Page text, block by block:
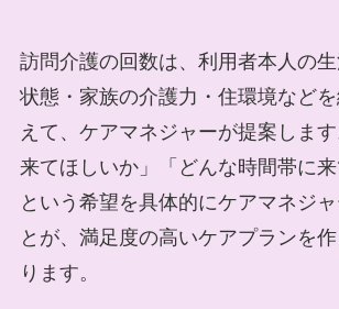
訪問介護の回数は、利用者本人の
状態・家族の介護力・住環境など
えて、ケアマネジャーが提案しま
来てほしいか」「どんな時間帯に来
という希望を具体的にケアマネジ
とが、満足度の高いケアプランを
ります。